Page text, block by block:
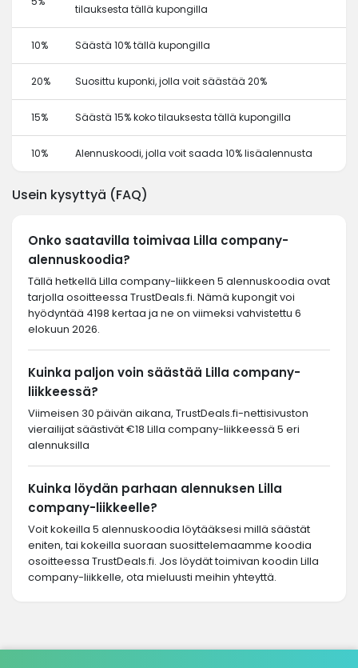
tilauksesta tällä kupongilla
10% Säästä 10% tällä kupongilla
20% Suosittu kuponki, jolla voit säästää 20%
15% Säästä 15% koko tilauksesta tällä kupongilla
10% Alennuskoodi, jolla voit saada 10% lisäalennusta
Usein kysyttyä (FAQ)
Onko saatavilla toimivaa Lilla company-
alennuskoodia?
Tällä hetkellä Lilla company-liikkeen 5 alennuskoodia ovat
tarjolla osoitteessa TrustDeals.fi. Nämä kupongit voi
hyödyntää 4198 kertaa ja ne on viimeksi vahvistettu 6
elokuun 2026.
Kuinka paljon voin säästää Lilla company-
liikkeessä?
Viimeisen 30 päivän aikana, TrustDeals.fi-nettisivuston
vierailijat säästivät €18 Lilla company-liikkeessä 5 eri
alennuksilla
Kuinka löydän parhaan alennuksen Lilla
company-liikkeelle?
Voit kokeilla 5 alennuskoodia löytääksesi millä säästät
eniten, tai kokeilla suoraan suosittelemaamme koodia
osoitteessa TrustDeals.fi. Jos löydät toimivan koodin Lilla
company-liikkelle, ota mieluusti meihin yhteyttä.